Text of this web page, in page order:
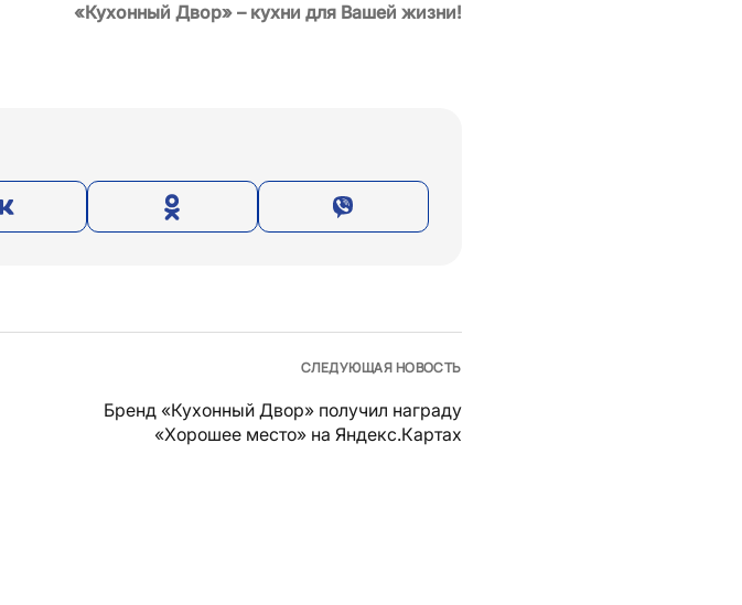
«Кухонный Двор» – кухни для Вашей жизни!
СЛЕДУЮЩАЯ НОВОСТЬ
Бренд «Кухонный Двор» получил награду
«Хорошее место» на Яндекс.Картах